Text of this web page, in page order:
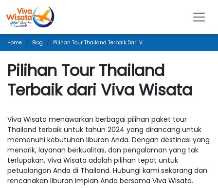
Home Blog Pilihan Tour Thailand Terbaik Dari Viva Wisata
Pilihan Tour Thailand
Terbaik dari Viva Wisata
Viva Wisata menawarkan berbagai pilihan paket tour
Thailand terbaik untuk tahun 2024 yang dirancang untuk
memenuhi kebutuhan liburan Anda. Dengan destinasi yang
menarik, layanan berkualitas, dan pengalaman yang tak
terlupakan, Viva Wisata adalah pilihan tepat untuk
petualangan Anda di Thailand. Hubungi kami sekarang dan
rencanakan liburan impian Anda bersama Viva Wisata.